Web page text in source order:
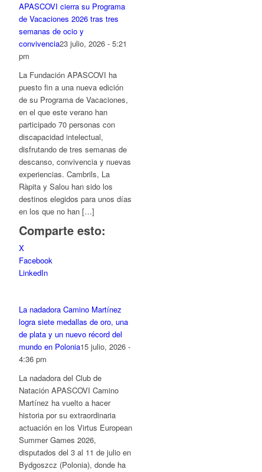
APASCOVI cierra su Programa
de Vacaciones 2026 tras tres
semanas de ocio y
convivencia23 julio, 2026 - 5:21
pm
La Fundación APASCOVI ha
puesto fin a una nueva edición
de su Programa de Vacaciones,
en el que este verano han
participado 70 personas con
discapacidad intelectual,
disfrutando de tres semanas de
descanso, convivencia y nuevas
experiencias. Cambrils, La
Ràpita y Salou han sido los
destinos elegidos para unos días
en los que no han […]
Comparte esto:
X
Facebook
LinkedIn
La nadadora Camino Martínez
logra siete medallas de oro, una
de plata y un nuevo récord del
mundo en Polonia15 julio, 2026 -
4:36 pm
La nadadora del Club de
Natación APASCOVI Camino
Martínez ha vuelto a hacer
historia por su extraordinaria
actuación en los Virtus European
Summer Games 2026,
disputados del 3 al 11 de julio en
Bydgoszcz (Polonia), donde ha